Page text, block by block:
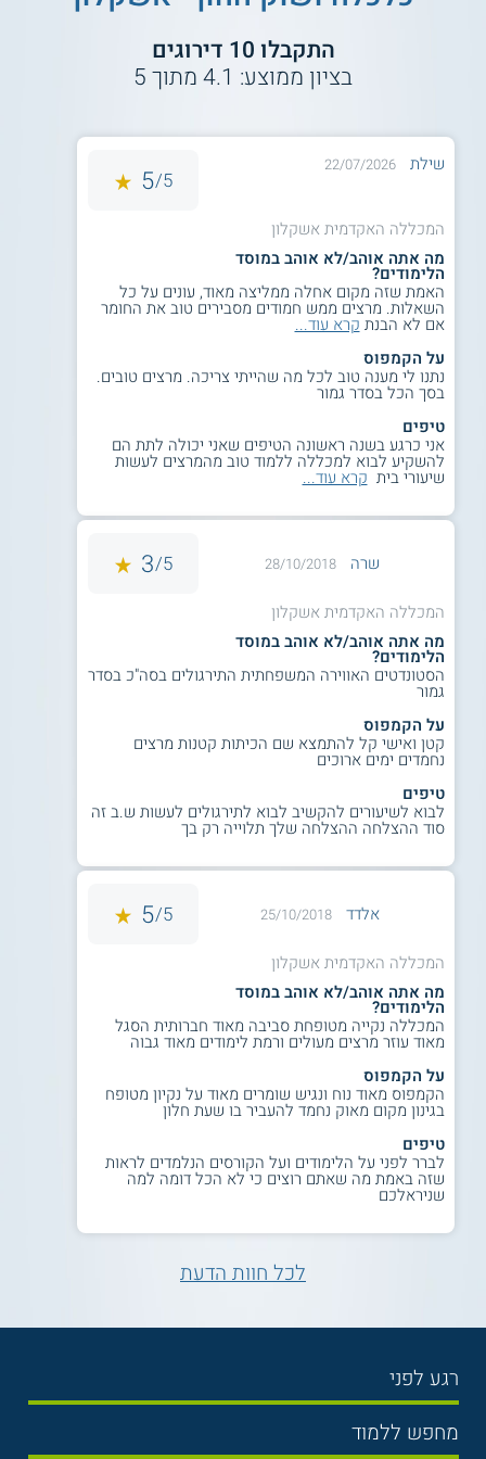
לימודי בנקאות
למידע נוסף לחצו:מכללת אשקלון | המכללה
התקבלו 10 דירוגים
בציון ממוצע: 4.1מתוך5
שילת 22/07/2026
5/
5
המכללה האקדמית אשקלון
מה אתה אוהב/לא אוהב במוסד
הלימודים?
האמת שזה מקום אחלה ממליצה מאוד, עונים על כל
השאלות. מרצים ממש חמודים מסבירים טוב את החומר
אם לא הבנת קרא עוד...
על הקמפוס
נתנו לי מענה טוב לכל מה שהייתי צריכה. מרצים טובים.
בסך הכל בסדר גמור
טיפים
אני כרגע בשנה ראשונה הטיפים שאני יכולה לתת הם
להשקיע לבוא למכללה ללמוד טוב מהמרצים לעשות
שיעורי בית קרא עוד...
שרה 28/10/2018
5/
3
המכללה האקדמית אשקלון
מה אתה אוהב/לא אוהב במוסד
הלימודים?
הסטונדטים האווירה המשפחתית התירגולים בסה"כ בסדר
גמור
על הקמפוס
קטן ואישי קל להתמצא שם הכיתות קטנות מרצים
נחמדים ימים ארוכים
טיפים
לבוא לשיעורים להקשיב לבוא לתירגולים לעשות ש.ב זה
סוד ההצלחה ההצלחה שלך תלוייה רק בך
אלדד 25/10/2018
5/
5
המכללה האקדמית אשקלון
מה אתה אוהב/לא אוהב במוסד
הלימודים?
המכללה נקייה מטופחת סביבה מאוד חברותית הסגל
מאוד עוזר מרצים מעולים ורמת לימודים מאוד גבוה
על הקמפוס
הקמפוס מאוד נוח ונגיש שומרים מאוד על נקיון מטופח
בגינון מקום מאוק נחמד להעביר בו שעת חלון
טיפים
לברר לפני על הלימודים ועל הקורסים הנלמדים לראות
שזה באמת מה שאתם רוצים כי לא הכל דומה למה
שניראלכם
לכל חוות הדעת
רגע לפני
בחירת לימודים
מחפש ללמוד